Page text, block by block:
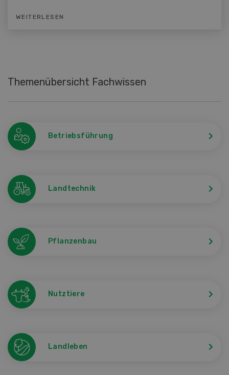
WEITERLESEN
Themenübersicht Fachwissen
Betriebsführung
Landtechnik
Pflanzenbau
Nutztiere
Landleben